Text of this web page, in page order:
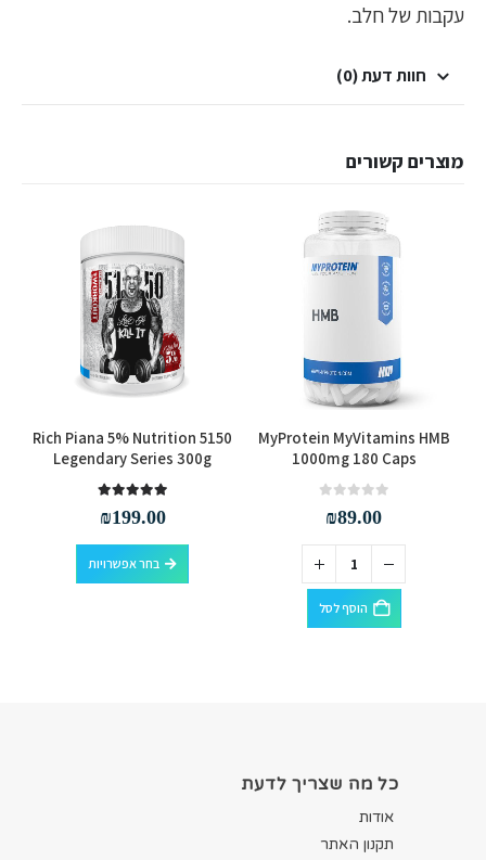
עקבות של חלב.
חוות דעת (0)
מוצרים קשורים
MyProtein MyVitamins HMB
1000mg 180 Caps
₪89.00
הוסף לסל
Rich Piana 5% Nutrition 5150
Legendary Series 300g
₪199.00
בחר אפשרויות
למוצר זה יש מספר סוגים. ניתן לבחור את האפשרויות בעמוד המוצר
כל מה שצריך לדעת
אודות
תקנון האתר